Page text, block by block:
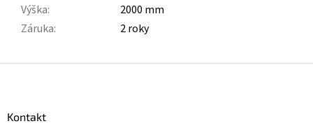
Výška:
2000 mm
Záruka: 2 roky
Kontakt